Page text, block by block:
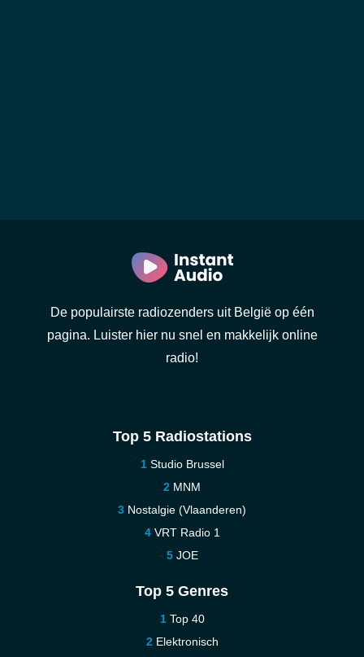
De populairste radiozenders uit België op één
pagina. Luister hier nu snel en makkelijk online
radio!
Top 5 Radiostations
Studio Brussel
MNM
Nostalgie (Vlaanderen)
VRT Radio 1
JOE
Top 5 Genres
Top 40
Elektronisch